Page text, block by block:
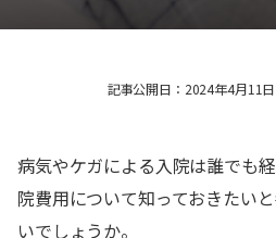
記事公開日：2024年4月11
病気やケガによる入院は誰でも
院費用について知っておきたい
いでしょうか。